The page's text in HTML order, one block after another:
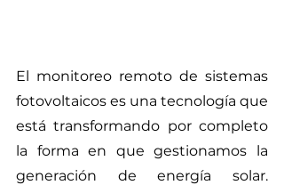
El monitoreo remoto de sistemas
fotovoltaicos es una tecnología que
está transformando por completo
la forma en que gestionamos la
generación de energía solar.